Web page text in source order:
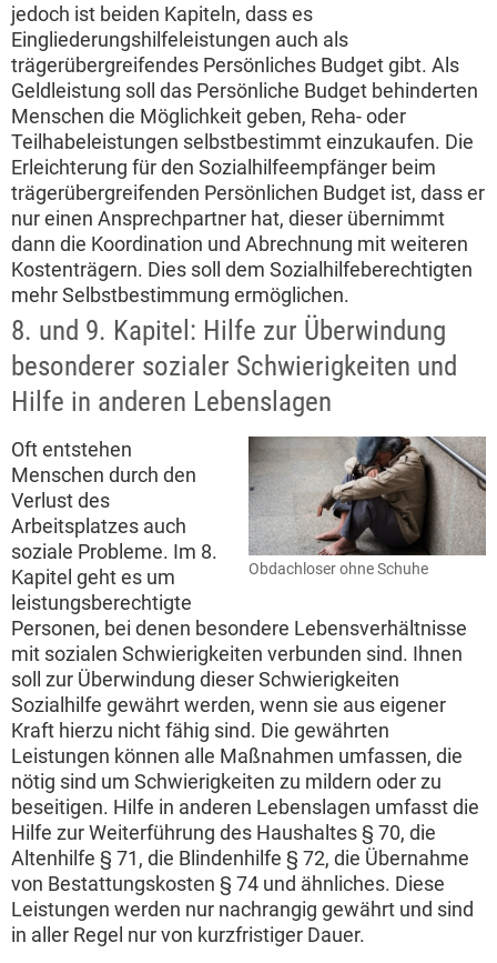
jedoch ist beiden Kapiteln, dass es
Eingliederungshilfeleistungen auch als
trägerübergreifendes Persönliches Budget gibt. Als
Geldleistung soll das Persönliche Budget behinderten
Menschen die Möglichkeit geben, Reha- oder
Teilhabeleistungen selbstbestimmt einzukaufen. Die
Erleichterung für den Sozialhilfeempfänger beim
trägerübergreifenden Persönlichen Budget ist, dass er
nur einen Ansprechpartner hat, dieser übernimmt
dann die Koordination und Abrechnung mit weiteren
Kostenträgern. Dies soll dem Sozialhilfeberechtigten
mehr Selbstbestimmung ermöglichen.
8. und 9. Kapitel: Hilfe zur Überwindung
besonderer sozialer Schwierigkeiten und
Hilfe in anderen Lebenslagen
Obdachloser ohne Schuhe
Oft entstehen
Menschen durch den
Verlust des
Arbeitsplatzes auch
soziale Probleme. Im 8.
Kapitel geht es um
leistungsberechtigte
Personen, bei denen besondere Lebensverhältnisse
mit sozialen Schwierigkeiten verbunden sind. Ihnen
soll zur Überwindung dieser Schwierigkeiten
Sozialhilfe gewährt werden, wenn sie aus eigener
Kraft hierzu nicht fähig sind. Die gewährten
Leistungen können alle Maßnahmen umfassen, die
nötig sind um Schwierigkeiten zu mildern oder zu
beseitigen. Hilfe in anderen Lebenslagen umfasst die
Hilfe zur Weiterführung des Haushaltes § 70, die
Altenhilfe § 71, die Blindenhilfe § 72, die Übernahme
von Bestattungskosten § 74 und ähnliches. Diese
Leistungen werden nur nachrangig gewährt und sind
in aller Regel nur von kurzfristiger Dauer.